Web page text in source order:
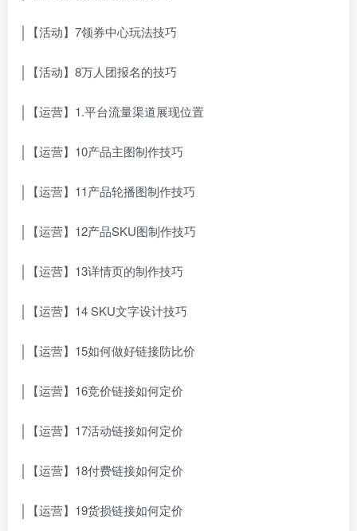
│【活动】7领券中心玩法技巧
│【活动】8万人团报名的技巧
│【运营】1.平台流量渠道展现位置
│【运营】10产品主图制作技巧
│【运营】11产品轮播图制作技巧
│【运营】12产品SKU图制作技巧
│【运营】13详情页的制作技巧
│【运营】14 SKU文字设计技巧
│【运营】15如何做好链接防比价
│【运营】16竞价链接如何定价
│【运营】17活动链接如何定价
│【运营】18付费链接如何定价
│【运营】19货损链接如何定价